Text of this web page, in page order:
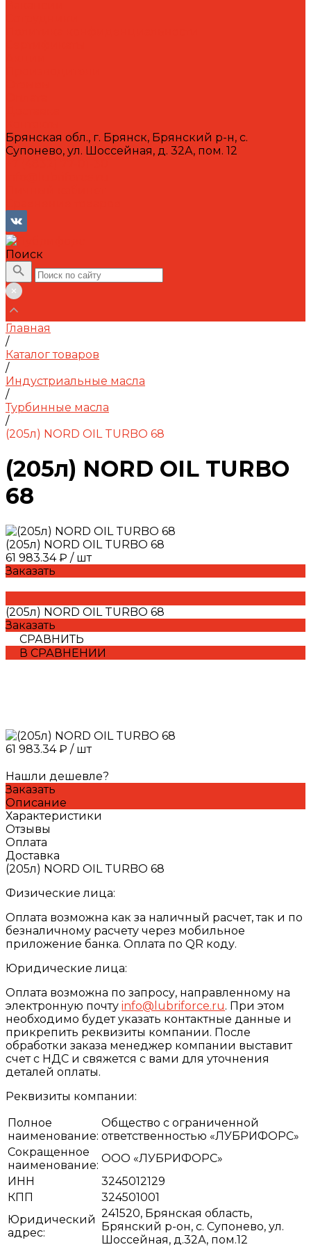
Брянская обл., г. Брянск, Брянский р-н, с.
Супонево, ул. Шоссейная, д. 32А, пом. 12
Поиск
Главная
/
Каталог товаров
/
Индустриальные масла
/
Турбинные масла
/
(205л) NORD OIL TURBO 68
(205л) NORD OIL TURBO
68
(205л) NORD OIL TURBO 68
61 983.34 ₽ / шт
Заказать
(205л) NORD OIL TURBO 68
Заказать
СРАВНИТЬ
В СРАВНЕНИИ
61 983.34 ₽ / шт
Нашли дешевле?
Заказать
Описание
Характеристики
Отзывы
Оплата
Доставка
(205л) NORD OIL TURBO 68
Физические лица:
Оплата возможна как за наличный расчет, так и по
безналичному расчету через мобильное
приложение банка. Оплата по QR коду.
Юридические лица:
Оплата возможна по запросу, направленному на
электронную почту info@lubriforce.ru. При этом
необходимо будет указать контактные данные и
прикрепить реквизиты компании. После
обработки заказа менеджер компании выставит
счет с НДС и свяжется с вами для уточнения
деталей оплаты.
Реквизиты компании:
Полное
наименование:
Общество с ограниченной
ответственностью «ЛУБРИФОРС»
Сокращенное
наименование:
ООО «ЛУБРИФОРС»
ИНН
3245012129
КПП
324501001
Юридический
адрес:
241520, Брянская область,
Брянский р-он, с. Супонево, ул.
Шоссейная, д.32А, пом.12